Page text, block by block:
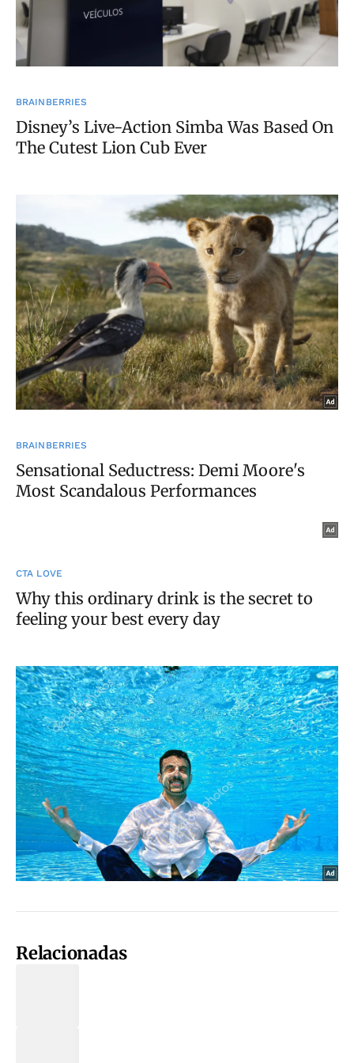
Relacionadas